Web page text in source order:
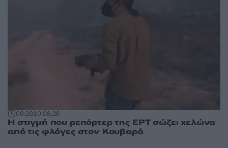
09:2910.08.26
Η στιγμή που ρεπόρτερ της ΕΡΤ σώζει χελώνα
από τις φλόγες στον Κουβαρά